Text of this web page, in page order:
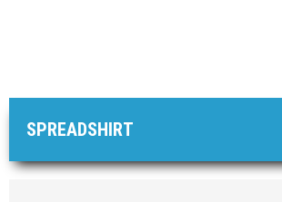
SPREADSHIRT